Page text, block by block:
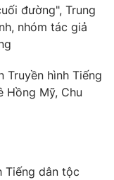
đường", Trung
nhóm tác giả
Truyền hình Tiếng
Hồng Mỹ, Chu
Tiếng dân tộc